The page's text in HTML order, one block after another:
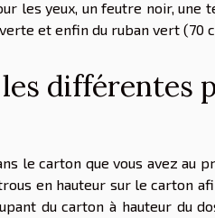
les yeux, un feutre noir, une
et enfin du ruban vert (70
différentes
le carton que vous avez au
en hauteur sur le carton
du carton à hauteur du